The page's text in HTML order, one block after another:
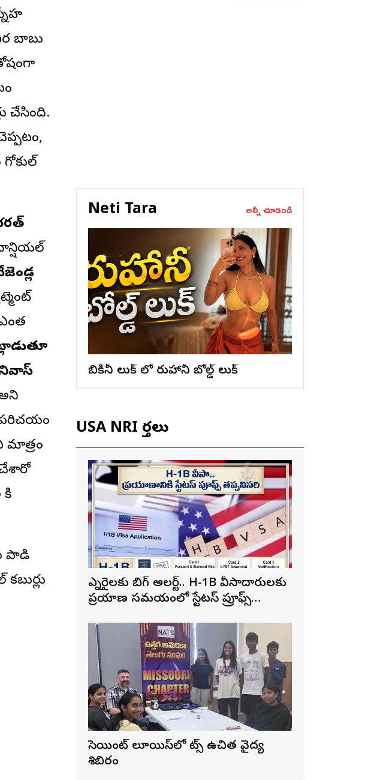
బాబు
చేసింది.
పరిచయం
మాత్రం
పాడి
Neti Tara అన్నీ చూడండి
బికినీ లుక్ లో రుహానీ బోల్డ్ లుక్
USA NRI వార్తలు
ఎన్నారైలకు బిగ్ అలర్ట్.. H-1B వీసాదారులకు
ప్రయాణ సమయంలో స్టేటస్ ప్రూఫ్స్
సెయింట్ లూయిస్‌లో నాట్స్ ఉచిత వైద్య
శిబిరం